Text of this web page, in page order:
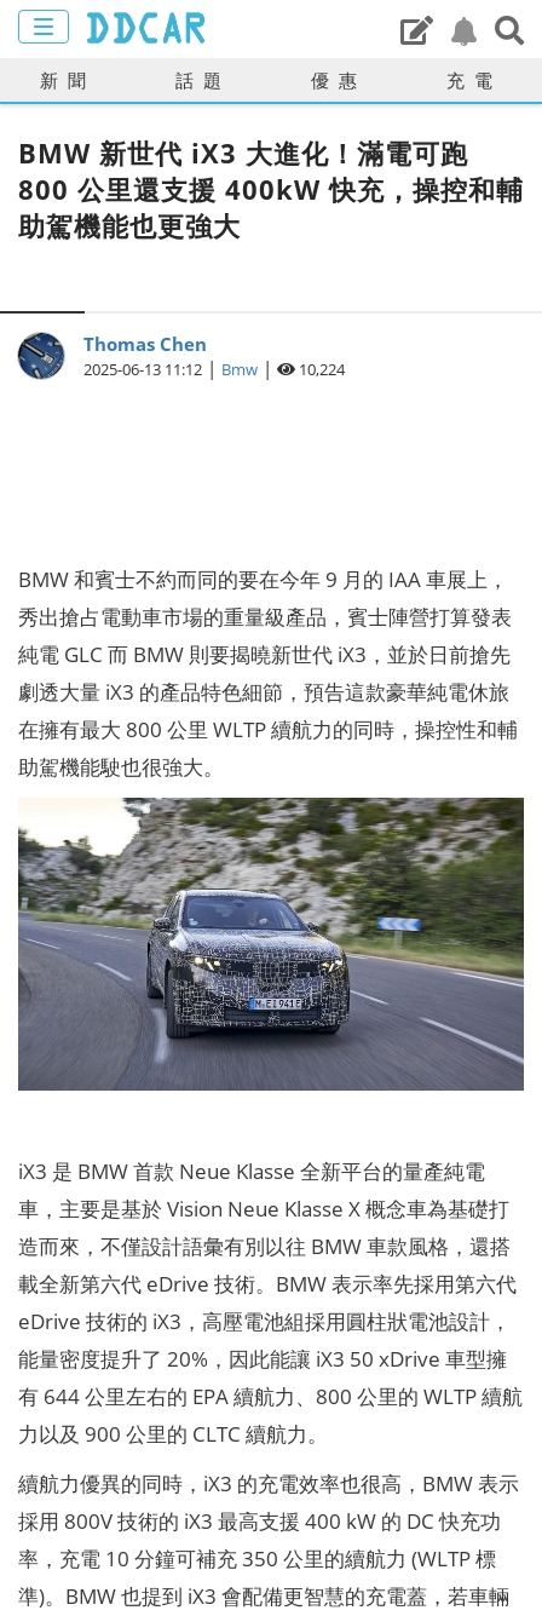
新聞 話題 優惠 充電
BMW 新世代 iX3 大進化！滿電可跑
800 公里還支援 400kW 快充，操控和輔
助駕機能也更強大
Thomas Chen
2025-06-13 11:12 | Bmw | 10,224
BMW 和賓士不約而同的要在今年 9 月的 IAA 車展上，
秀出搶占電動車市場的重量級產品，賓士陣營打算發表
純電 GLC 而 BMW 則要揭曉新世代 iX3，並於日前搶先
劇透大量 iX3 的產品特色細節，預告這款豪華純電休旅
在擁有最大 800 公里 WLTP 續航力的同時，操控性和輔
助駕機能駛也很強大。
iX3 是 BMW 首款 Neue Klasse 全新平台的量產純電
車，主要是基於 Vision Neue Klasse X 概念車為基礎打
造而來，不僅設計語彙有別以往 BMW 車款風格，還搭
載全新第六代 eDrive 技術。BMW 表示率先採用第六代
eDrive 技術的 iX3，高壓電池組採用圓柱狀電池設計，
能量密度提升了 20%，因此能讓 iX3 50 xDrive 車型擁
有 644 公里左右的 EPA 續航力、800 公里的 WLTP 續航
力以及 900 公里的 CLTC 續航力。
續航力優異的同時，iX3 的充電效率也很高，BMW 表示
採用 800V 技術的 iX3 最高支援 400 kW 的 DC 快充功
率，充電 10 分鐘可補充 350 公里的續航力 (WLTP 標
準)。BMW 也提到 iX3 會配備更智慧的充電蓋，若車輛